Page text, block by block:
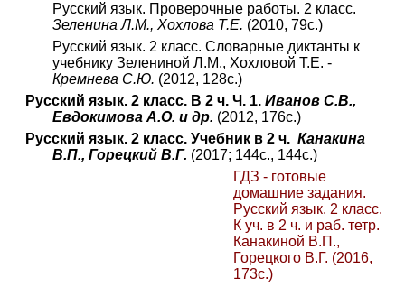
Русский язык. Проверочные работы. 2 класс.
Зеленина Л.М., Хохлова Т.Е. (2010, 79с.)
Русский язык. 2 класс. Словарные диктанты к
учебнику Зелениной Л.М., Хохловой Т.Е. -
Кремнева С.Ю. (2012, 128с.)
Русский язык. 2 класс. В 2 ч. Ч. 1. Иванов С.В.,
Евдокимова А.О. и др. (2012, 176с.)
Русский язык. 2 класс. Учебник в 2 ч. Канакина
В.П., Горецкий В.Г. (2017; 144с., 144с.)
ГДЗ - готовые
домашние задания.
Русский язык. 2 класс.
К уч. в 2 ч. и раб. тетр.
Канакиной В.П.,
Горецкого В.Г. (2016,
173с.)